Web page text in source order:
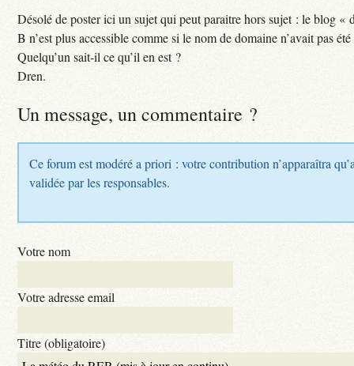
Désolé de poster ici un sujet qui peut paraitre hors sujet : le blog «
B n’est plus accessible comme si le nom de domaine n’avait pas
Quelqu’un sait-il ce qu’il en est ?
Dren.
Un message, un commentaire ?
Ce forum est modéré a priori : votre contribution n’apparaîtra
validée par les responsables.
Votre nom
Votre adresse email
Titre (obligatoire)